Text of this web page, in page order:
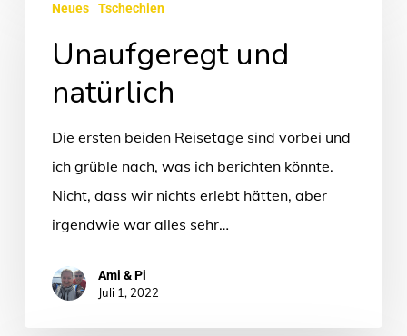
natürlich
Neues Tschechien
Unaufgeregt und
natürlich
Die ersten beiden Reisetage sind vorbei und
ich grüble nach, was ich berichten könnte.
Nicht, dass wir nichts erlebt hätten, aber
irgendwie war alles sehr…
Ami & Pi
Juli 1, 2022